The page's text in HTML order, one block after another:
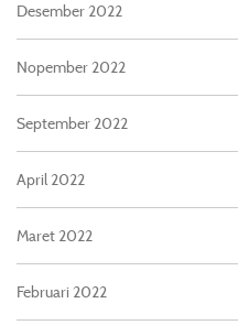
Desember 2022
Nopember 2022
September 2022
April 2022
Maret 2022
Februari 2022